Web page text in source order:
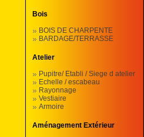
Bois
BOIS DE CHARPENTE
BARDAGE/TERRASSE
Atelier
Pupitre/ Etabli / Siege d atelier
Echelle / escabeau
Rayonnage
Vestiaire
Armoire
Aménagement Extérieur